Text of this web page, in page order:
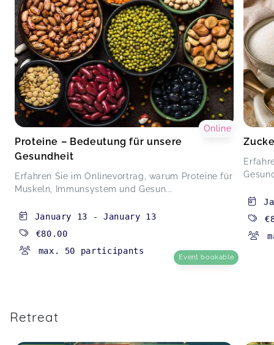
Proteine – Bedeutung für unsere
Gesundheit
Erfahren Sie im Onlinevortrag, warum Proteine für
Muskeln, Immunsystem und Gesun...
Online
January 13 - January 13
€80.00
max. 50 participants
Event bookable
Retreat